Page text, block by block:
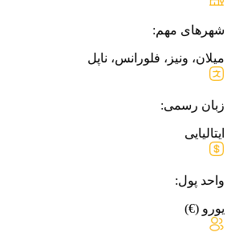
شهرهای مهم:
میلان، ونیز، فلورانس، ناپل
زبان رسمی:
ایتالیایی
واحد پول:
یورو (€)